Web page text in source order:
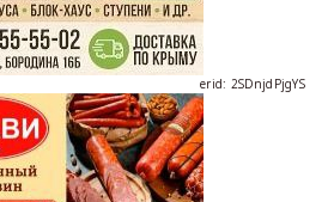
erid: 2SDnjdvhGXG